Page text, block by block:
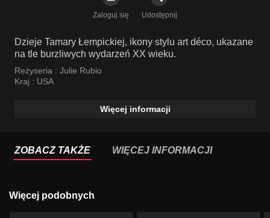
Zaloguj się Udostępnij
Dzieje Tamary Łempickiej, ikony stylu art déco, ukazane
na tle burzliwych wydarzeń XX wieku.
Reżyseria : Julie Rubio
Kraj : USA
Więcej informacji
ZOBACZ TAKŻE WIĘCEJ INFORMACJI
Więcej podobnych